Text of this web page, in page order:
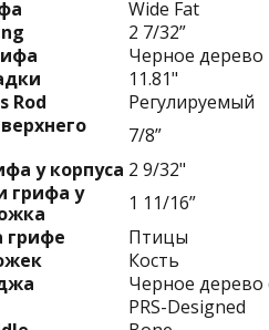
Wide Fat
2 7/32”
Черное дерево
11.81"
Rod
Регулируемый
7/8”
у корпуса 2 9/32"
грифа у
1 11/16”
грифе
Птицы
Кость
Черное дерево
PRS-Designed